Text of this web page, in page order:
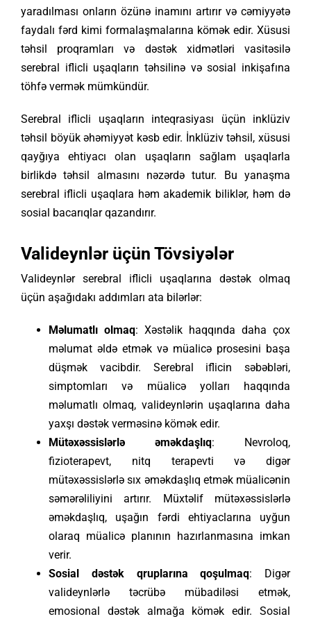
yaradılması onların özünə inamını artırır və cəmiyyətə
faydalı fərd kimi formalaşmalarına kömək edir. Xüsusi
təhsil proqramları və dəstək xidmətləri vasitəsilə
serebral iflicli uşaqların təhsilinə və sosial inkişafına
töhfə vermək mümkündür.
Serebral iflicli uşaqların inteqrasiyası üçün inklüziv
təhsil böyük əhəmiyyət kəsb edir. İnklüziv təhsil, xüsusi
qayğıya ehtiyacı olan uşaqların sağlam uşaqlarla
birlikdə təhsil almasını nəzərdə tutur. Bu yanaşma
serebral iflicli uşaqlara həm akademik biliklər, həm də
sosial bacarıqlar qazandırır.
Valideynlər üçün Tövsiyələr
Valideynlər serebral iflicli uşaqlarına dəstək olmaq
üçün aşağıdakı addımları ata bilərlər:
Məlumatlı olmaq: Xəstəlik haqqında daha çox
məlumat əldə etmək və müalicə prosesini başa
düşmək vacibdir. Serebral iflicin səbəbləri,
simptomları və müalicə yolları haqqında
məlumatlı olmaq, valideynlərin uşaqlarına daha
yaxşı dəstək verməsinə kömək edir.
Mütəxəssislərlə əməkdaşlıq: Nevroloq,
fizioterapevt, nitq terapevti və digər
mütəxəssislərlə sıx əməkdaşlıq etmək müalicənin
səmərəliliyini artırır. Müxtəlif mütəxəssislərlə
əməkdaşlıq, uşağın fərdi ehtiyaclarına uyğun
olaraq müalicə planının hazırlanmasına imkan
verir.
Sosial dəstək qruplarına qoşulmaq: Digər
valideynlərlə təcrübə mübadiləsi etmək,
emosional dəstək almağa kömək edir. Sosial